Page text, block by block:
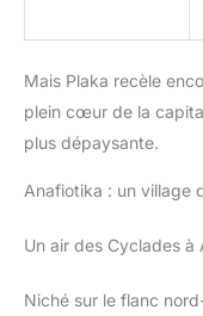
Mais Plaka recèle
plein cœur de la
plus dépaysante.
Anafiotika : un village
Un air des Cyclades à
Niché sur le flanc